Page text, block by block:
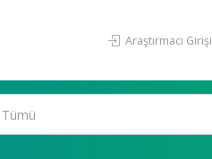
Araştırmacı Girişi